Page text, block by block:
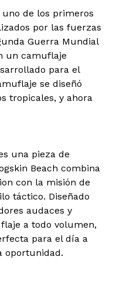
de los primeros
por las fuerzas
Guerra Mundial
un camuflaje
para el
se diseñó
tropicales, y ahora
una pieza de
Beach combina
con la misión de
táctico. Diseñado
audaces y
a todo volumen,
para el día a
oportunidad.